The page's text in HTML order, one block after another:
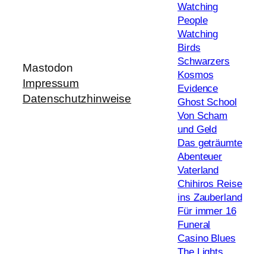
Mastodon
Impressum
Datenschutzhinweise
Watching
People
Watching
Birds
Schwarzers
Kosmos
Evidence
Ghost School
Von Scham
und Geld
Das geträumte
Abenteuer
Vaterland
Chihiros Reise
ins Zauberland
Für immer 16
Funeral
Casino Blues
The Lights,